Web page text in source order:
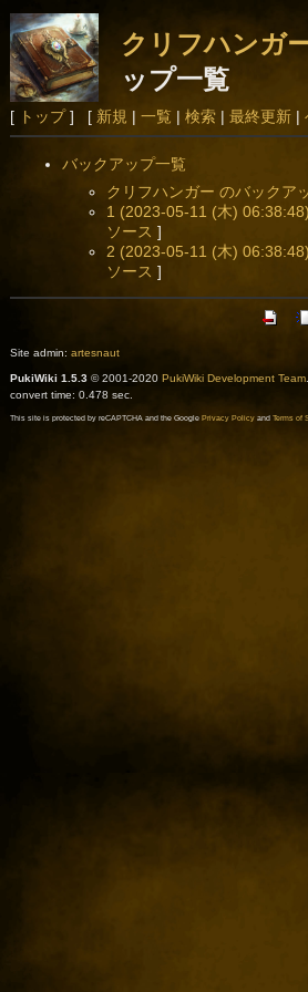
クリフハンガ
ップ一覧
[ トップ] [ 新規 | 一覧 | 検索| 最終更新|
バックアップ一覧
クリフハンガー のバックア
1 (2023-05-11 (木) 06:38:48)
ソース ]
2 (2023-05-11 (木) 06:38:48)
ソース ]
Site admin: artesnaut
PukiWiki 1.5.3© 2001-2020 PukiWiki Development Team
convert time: 0.478 sec.
This site is protected by reCAPTCHA and the Google Privacy Policyand Terms of